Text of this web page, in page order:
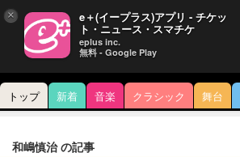
トップ 新着 音楽 クラシック 舞台
和嶋慎治 の記事
× e＋(イープラス)アプリ - チケッ
ト・ニュース・スマチケ
eplus inc.
無料 - Google Play